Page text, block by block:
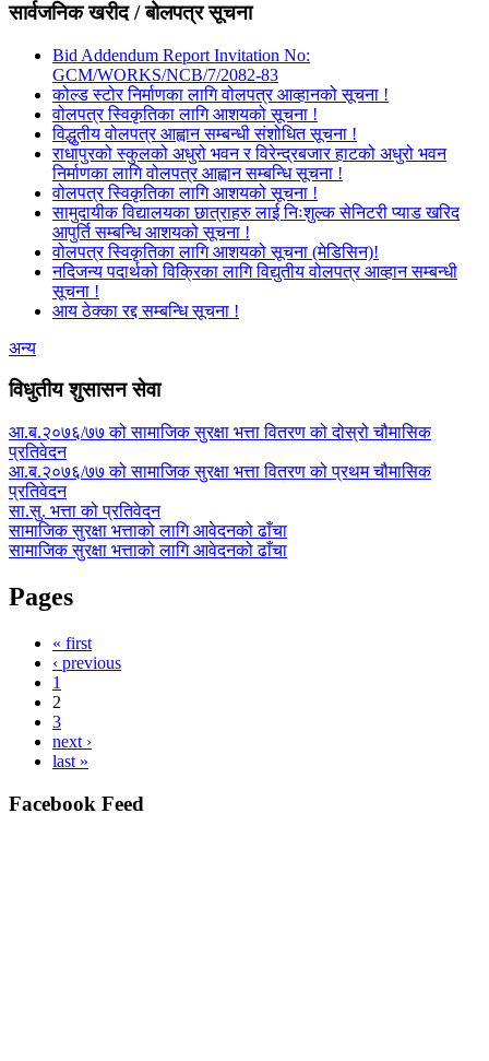
सार्वजनिक खरीद / बोलपत्र सूचना
Bid Addendum Report Invitation No:
GCM/WORKS/NCB/7/2082-83
कोल्ड स्टोर निर्माणका लागि वोलपत्र आव्हानको सूचना !
वोलपत्र स्विकृतिका लागि आशयको सूचना !
विद्धुतीय वोलपत्र आह्वान सम्बन्धी संशोधित सूचना !
राधापुरको स्कुलको अधुरो भवन र विरेन्द्रबजार हाटको अधुरो भवन
निर्माणका लागि वोलपत्र आह्वान सम्बन्धि सूचना !
वोलपत्र स्विकृतिका लागि आशयको सूचना !
सामुदायीक विद्यालयका छात्राहरु लाई निःशुल्क सेनिटरी प्याड खरिद
आपुर्ति सम्बन्धि आशयको सूचना !
वोलपत्र स्विकृतिका लागि आशयको सूचना (मेडिसिन)!
नदिजन्य पदार्थको विक्रिका लागि विद्युतीय वोलपत्र आव्हान सम्बन्धी
सूचना !
आय ठेक्का रद्द सम्बन्धि सूचना !
अन्य
विधुतीय शुसासन सेवा
आ.ब.२०७६/७७ को सामाजिक सुरक्षा भत्ता वितरण को दोस्रो चौमासिक
प्रतिवेदन
आ.ब.२०७६/७७ को सामाजिक सुरक्षा भत्ता वितरण को प्रथम चौमासिक
प्रतिवेदन
सा.सु. भत्ता को प्रतिवेदन
सामाजिक सुरक्षा भत्ताको लागि आवेदनको ढाँचा
सामाजिक सुरक्षा भत्ताको लागि आवेदनको ढाँचा
Pages
« first
‹ previous
1
2
3
next ›
last »
Facebook Feed